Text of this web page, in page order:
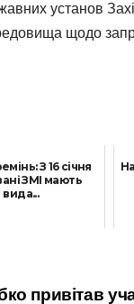
установ
щодо
З 16 січня
ЗМІ мають
вида...
привітав